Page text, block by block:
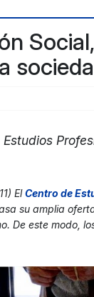
Estudios
ElCentro de
su amplia
De este modo,